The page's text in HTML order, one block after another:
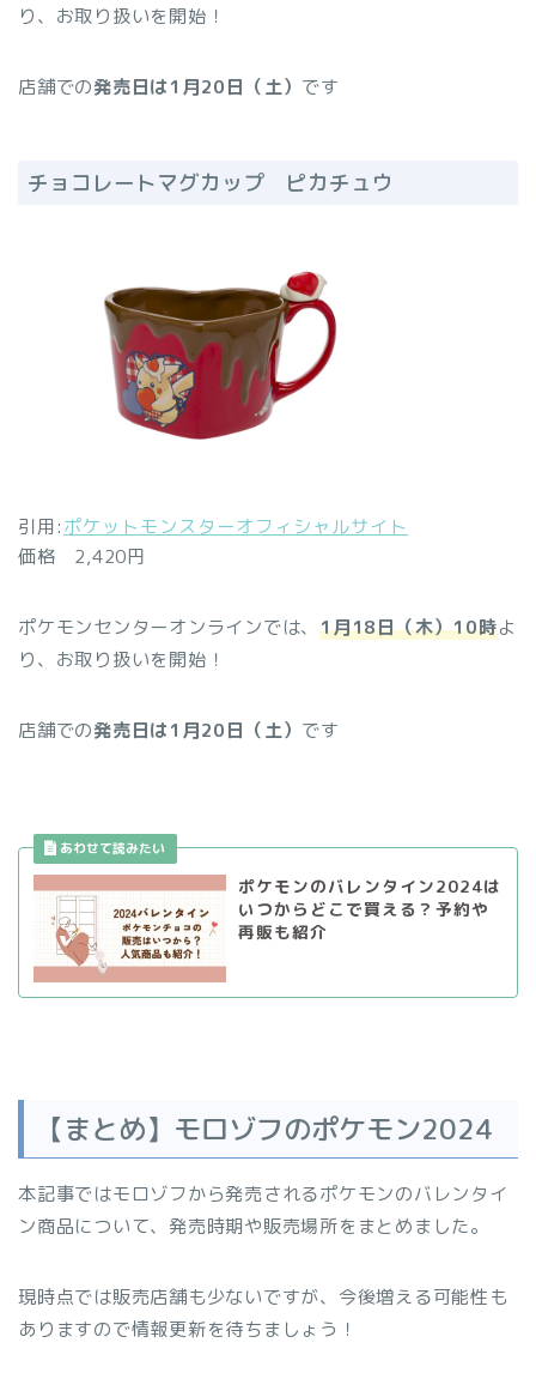
り、お取り扱いを開始！
店舗での発売日は1月20日（土） です
チョコレートマグカップ ピカチュウ
引用:ポケットモンスターオフィシャルサイト
価格 2,420円
ポケモンセンターオンラインでは、1月18日（木）10時よ
り、お取り扱いを開始！
店舗での発売日は1月20日（土） です
ポケモンのバレンタイン2024は
いつからどこで買える？予約や
再販も紹介
【まとめ】モロゾフのポケモン2024
本記事ではモロゾフから発売されるポケモンのバレンタイ
ン商品について、発売時期や販売場所をまとめました。
現時点では販売店舗も少ないですが、今後増える可能性も
ありますので情報更新を待ちましょう！